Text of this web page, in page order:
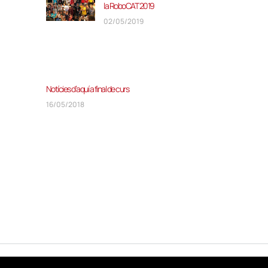
la RoboCAT 2019
02/05/2019
Notícies d’aquí a final de curs
16/05/2018